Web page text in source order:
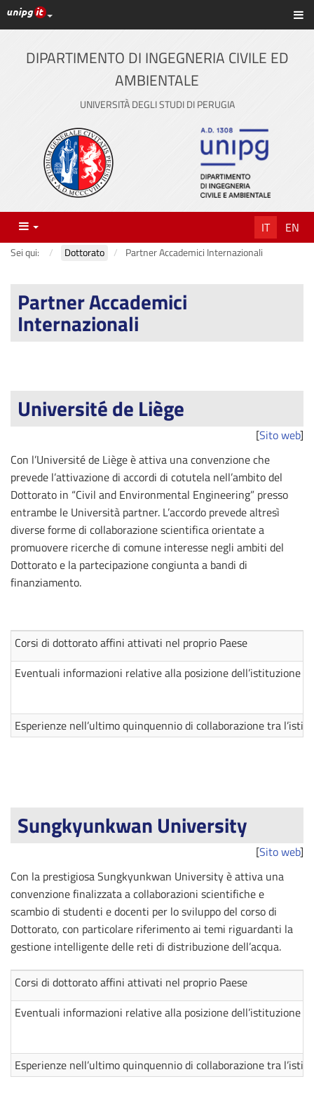
Vai
al
contenuto
principale
Link ai principali servizi web di Ateneo
DIPARTIMENTO DI INGEGNERIA CIVILE ED
AMBIENTALE
UNIVERSITÀ DEGLI STUDI DI PERUGIA
Menu IT EN
Sei qui: Dottorato Partner Accademici Internazionali
Partner Accademici
Internazionali
Université de Liège
[Sito web]
Con l’Université de Liège è attiva una convenzione che
prevede l’attivazione di accordi di cotutela nell’ambito del
Dottorato in “Civil and Environmental Engineering” presso
entrambe le Università partner. L’accordo prevede altresì
diverse forme di collaborazione scientifica orientate a
promuovere ricerche di comune interesse negli ambiti del
Dottorato e la partecipazione congiunta a bandi di
finanziamento.
Corsi di dottorato affini attivati nel proprio Paese
Eventuali informazioni relative alla posizione dell’istituzione
Esperienze nell’ultimo quinquennio di collaborazione tra
Sungkyunkwan University
[Sito web]
Con la prestigiosa Sungkyunkwan University è attiva una
convenzione finalizzata a collaborazioni scientifiche e
scambio di studenti e docenti per lo sviluppo del corso di
Dottorato, con particolare riferimento ai temi riguardanti la
gestione intelligente delle reti di distribuzione dell’acqua.
Corsi di dottorato affini attivati nel proprio Paese
Eventuali informazioni relative alla posizione dell’istituzione
Esperienze nell’ultimo quinquennio di collaborazione tra